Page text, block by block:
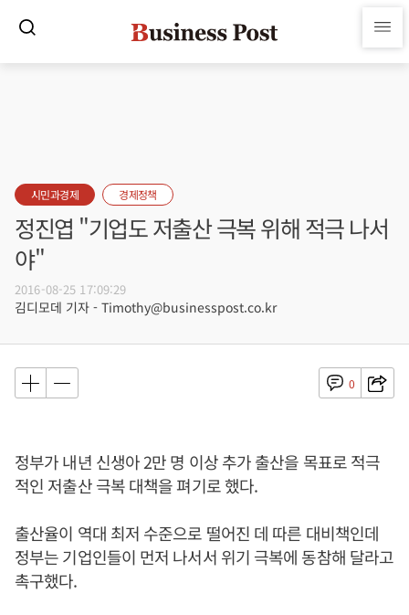
시민과경제 경제정책
정진엽 "기업도 저출산 극복 위해 적극 나서
야"
2016-08-25 17:09:29
김디모데 기자 - Timothy@businesspost.co.kr
0
정부가 내년 신생아 2만 명 이상 추가 출산을 목표로 적극
적인 저출산 극복 대책을 펴기로 했다.
출산율이 역대 최저 수준으로 떨어진 데 따른 대비책인데
정부는 기업인들이 먼저 나서서 위기 극복에 동참해 달라고
촉구했다.